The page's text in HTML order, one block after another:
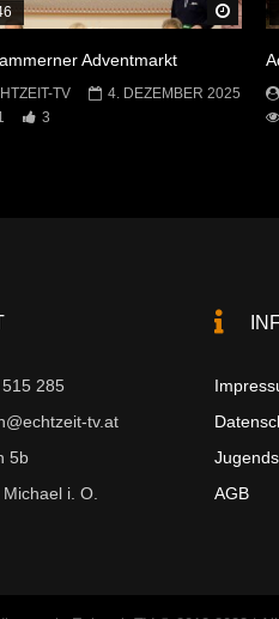
Adventmarkt
TV
4. DEZEMBER 2025
3
285
tv.at
5b
i. O.
AGB